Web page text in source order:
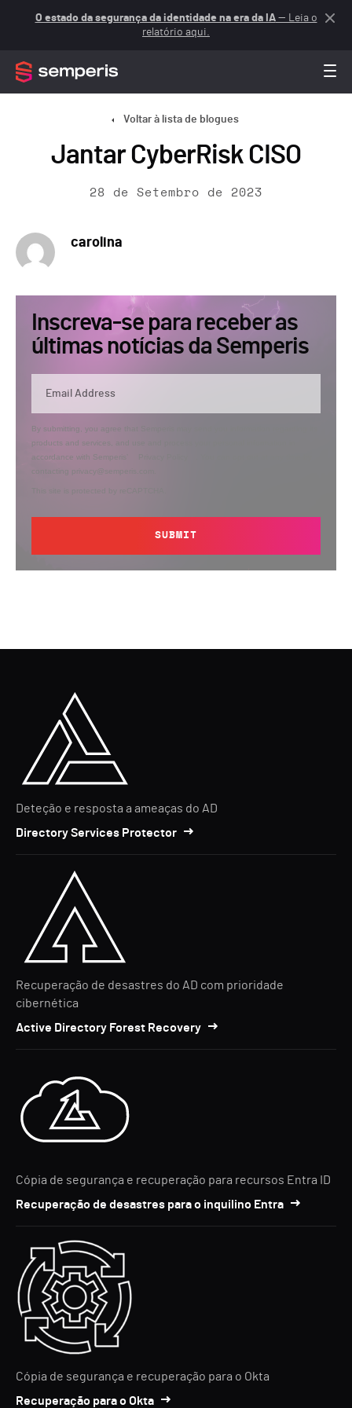
O estado da segurança da identidade na era da IA— Leia o
relatório aqui.
Voltar à lista de blogues
Jantar CyberRisk CISO
28 de Setembro de 2023
carolina
Inscreva-se para receber as
últimas notícias da Semperis
By submitting, you agree that Semperis may send you information regarding its
products and services, and use and process your personal information in
accordance with Semperis’
contacting privacy@semperis.com.
This site is protected by reCAPTCHA.
SUBMIT
Deteção e resposta a ameaças do AD
Directory Services Protector
Recuperação de desastres do AD com prioridade
cibernética
Active Directory Forest Recovery
Cópia de segurança e recuperação para recursos Entra ID
Recuperação de desastres para o inquilino Entra
Cópia de segurança e recuperação para o Okta
Recuperação para o Okta